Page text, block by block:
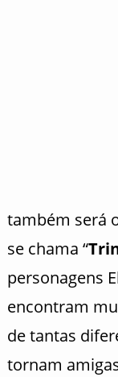
também será
se chama “
personagens
encontram
de tantas
tornam